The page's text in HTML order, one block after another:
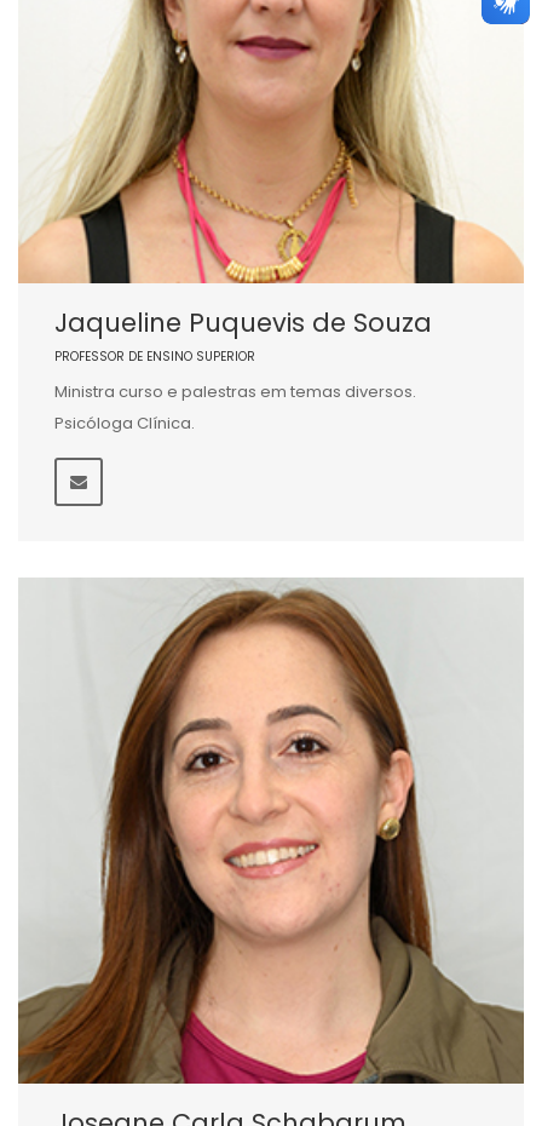
Jaqueline Puquevis de Souza
PROFESSOR DE ENSINO SUPERIOR
Ministra curso e palestras em temas diversos.
Psicóloga Clínica.